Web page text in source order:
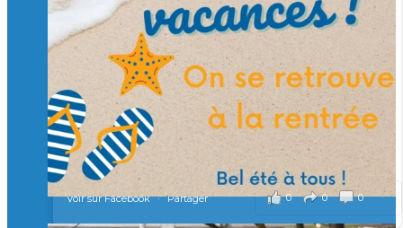
d’ingénieurs de demain. 🙏
Merci à tous !
🎯 Taxe d’apprentissage 2026 : avec l'Isep, investissez pour
un numérique au service de l'humain !
À l’Isep, nous formons des ingénieurs, des bachelors, des
Mastères Spécialisés, qui allient excellence technologique et
valeurs humaines, au cœur de notre pro
...Voir plus
il y a 3 mois
0 0 0
Voir sur Facebook · Partager